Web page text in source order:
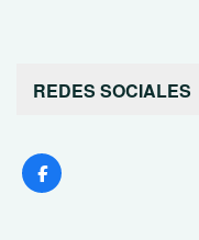
REDES SOCIALES